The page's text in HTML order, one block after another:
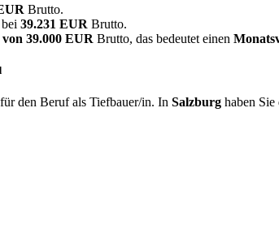
Brutto.
39.231 EUR Brutto.
39.000 EUR Brutto, das bedeutet einen
den Beruf als Tiefbauer/in. In Salzburg haben Sie